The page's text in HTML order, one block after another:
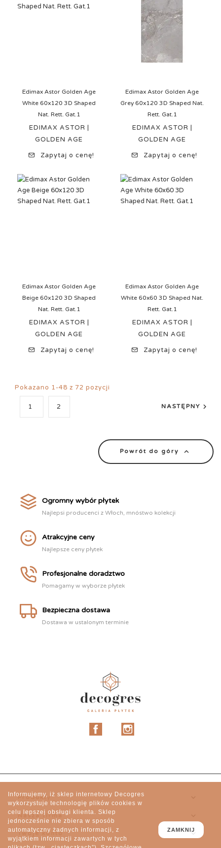
Edimax Astor Golden Age
White 60x120 3D Shaped
Nat. Rett. Gat.1
EDIMAX ASTOR |
GOLDEN AGE
Zapytaj o cenę!
Edimax Astor Golden Age
Grey 60x120 3D Shaped Nat.
Rett. Gat.1
EDIMAX ASTOR |
GOLDEN AGE
Zapytaj o cenę!
Edimax Astor Golden Age
Beige 60x120 3D Shaped
Nat. Rett. Gat.1
EDIMAX ASTOR |
GOLDEN AGE
Zapytaj o cenę!
Edimax Astor Golden Age
White 60x60 3D Shaped Nat.
Rett. Gat.1
EDIMAX ASTOR |
GOLDEN AGE
Zapytaj o cenę!
Pokazano 1-48 z 72 pozycji
1 2 NASTĘPNY 
Powrót do góry 
Ogromny wybór płytek
Najlepsi producenci z Włoch, mnóstwo kolekcji
Atrakcyjne ceny
Najlepsze ceny płytek
Profesjonalne doradztwo
Pomagamy w wyborze płytek
Bezpieczna dostawa
Dostawa w ustalonym terminie
Facebook
Produkty
Nasza firma
Twoje konto 
Informujemy, iż sklep internetowy Decogres
wykorzystuje technologię plików cookies w
celu lepszej obsługi klienta. Sklep
jednocześnie nie zbiera w sposób
automatyczny żadnych informacji, z
wyjątkiem informacji zawartych w tych
ZAMKNIJ